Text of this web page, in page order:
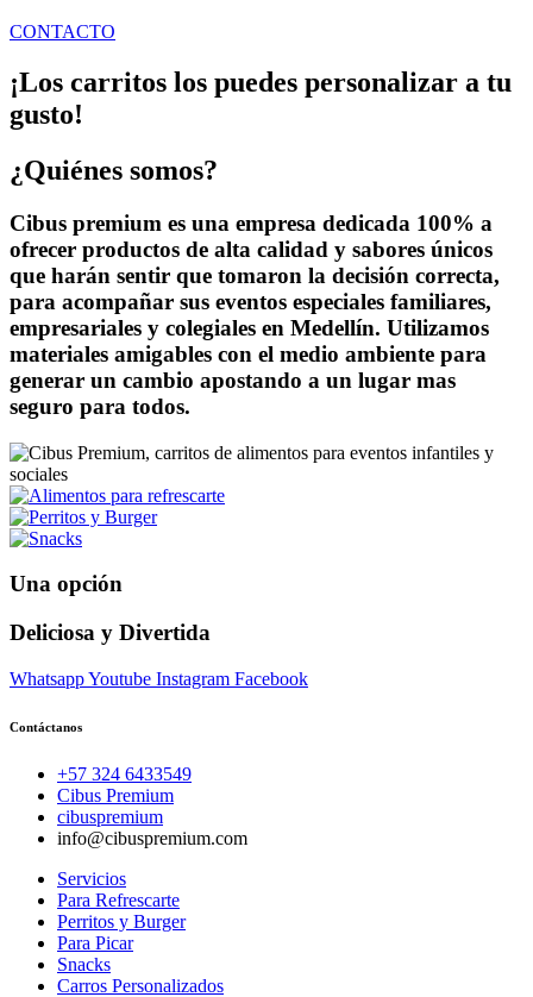
CONTACTO
¡Los carritos los puedes personalizar a tu
gusto!
¿Quiénes somos?
Cibus premium es una empresa dedicada 100% a
ofrecer productos de alta calidad y sabores únicos
que harán sentir que tomaron la decisión correcta,
para acompañar sus eventos especiales familiares,
empresariales y colegiales en Medellín. Utilizamos
materiales amigables con el medio ambiente para
generar un cambio apostando a un lugar mas
seguro para todos.
Una opción
Deliciosa y Divertida
WhatsappYoutube Instagram Facebook
Contáctanos
+57 324 6433549
Cibus Premium
cibuspremium
info@cibuspremium.com
Servicios
Para Refrescarte
Perritos y Burger
Para Picar
Snacks
Carros Personalizados